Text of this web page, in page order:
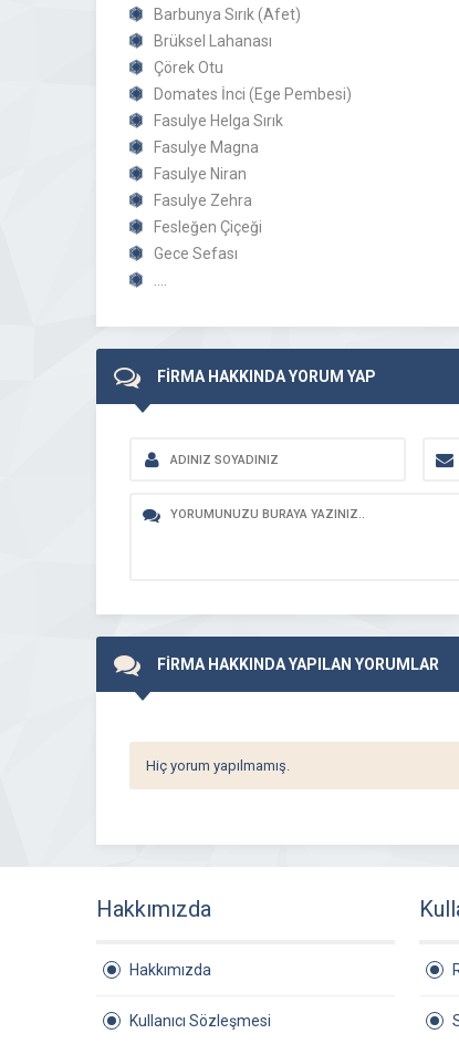
Barbunya Sırık (Afet)
Brüksel Lahanası
Çörek Otu
Domates İnci (Ege Pembesi)
Fasulye Helga Sırık
Fasulye Magna
Fasulye Niran
Fasulye Zehra
Fesleğen Çiçeği
Gece Sefası
FİRMA HAKKINDA YORUM YAP
FİRMA HAKKINDA YAPILAN YORUMLAR
Hiç yorum yapılmamış.
Hakkımızda
Hakkımızda
Kullanıcı Sözleşmesi